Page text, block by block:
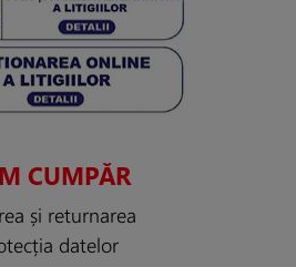
CUMPĂR
și returnarea
datelor